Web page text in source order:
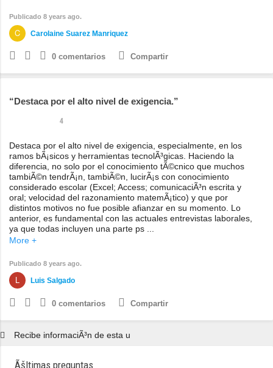
Publicado 8 years ago.
Carolaine Suarez Manriquez
0 comentarios Compartir
Destaca por el alto nivel de exigencia.
4
Destaca por el alto nivel de exigencia, especialmente, en los
ramos bÃ¡sicos y herramientas tecnolÃ³gicas. Haciendo la
diferencia, no solo por el conocimiento tÃ©cnico que muchos
tambiÃ©n tendrÃ¡n, tambiÃ©n, lucirÃ¡s con conocimiento
considerado escolar (Excel; Access; comunicaciÃ³n escrita y
oral; velocidad del razonamiento matemÃ¡tico) y que por
distintos motivos no fue posible afianzar en su momento. Lo
anterior, es fundamental con las actuales entrevistas laborales,
ya que todas incluyen una parte ps ...
More +
Publicado 8 years ago.
Luis Salgado
0 comentarios Compartir
Recibe informaciÃ³n de esta u
Ãšltimas preguntas